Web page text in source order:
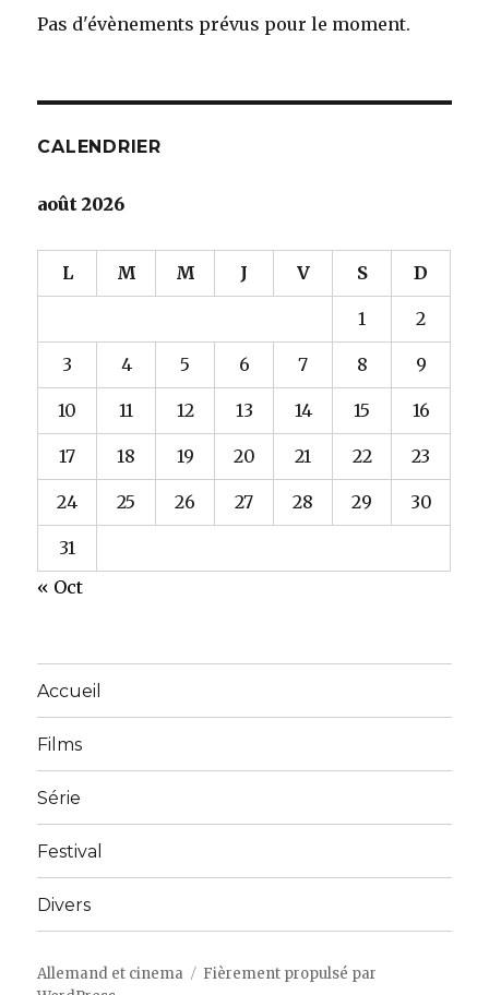
Pas d'évènements prévus pour le moment.
CALENDRIER
août 2026
L M M J V S D
1 2
3 4 5 6 7 8 9
10 11 12 13 14 15 16
17 18 19 20 21 22 23
24 25 26 27 28 29 30
31
« Oct
Accueil
Films
Série
Festival
Divers
Allemand et cinema
Fièrement propulsé par